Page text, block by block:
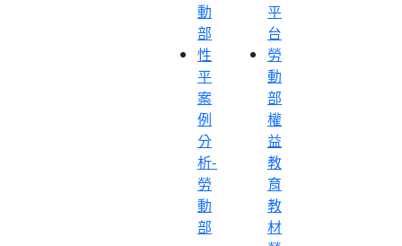
動
部
性
平
案
例
分
析-
勞
動
部
平
台
勞
動
部
權
益
教
育
教
材